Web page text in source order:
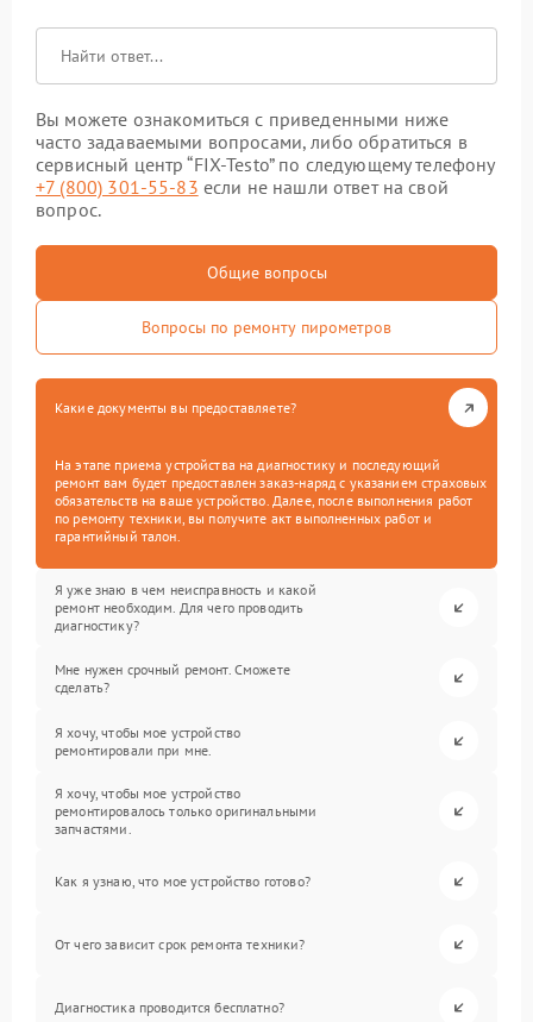
Вы можете ознакомиться с приведенными ниже
часто задаваемыми вопросами, либо обратиться в
сервисный центр “FIX-Testo” по следующему телефону
+7 (800) 301-55-83 если не нашли ответ на свой
вопрос.
Общие вопросы
Вопросы по ремонту пирометров
Какие документы вы предоставляете?
На этапе приема устройства на диагностику и последующий
ремонт вам будет предоставлен заказ-наряд с указанием страховых
обязательств на ваше устройство. Далее, после выполнения работ
по ремонту техники, вы получите акт выполненных работ и
гарантийный талон.
Я уже знаю в чем неисправность и какой
ремонт необходим. Для чего проводить
диагностику?
Мне нужен срочный ремонт. Сможете
сделать?
Я хочу, чтобы мое устройство
ремонтировали при мне.
Я хочу, чтобы мое устройство
ремонтировалось только оригинальными
запчастями.
Как я узнаю, что мое устройство готово?
От чего зависит срок ремонта техники?
Диагностика проводится бесплатно?